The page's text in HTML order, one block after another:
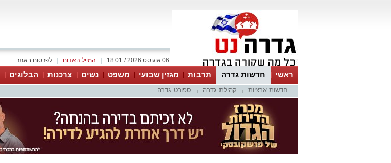
לפרסום באתר המייל האדום 06 אוגוסט 2026 / 18:01
ראשי חדשות גדרה תרבות מגזין שבועי משפט נשים צרכנות הבלוגים
חדשות ארציות קהילת גדרה ספורט גדרה